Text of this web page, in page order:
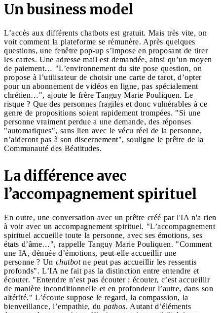
Un business model
L’accès aux différents chatbots est gratuit. Mais très vite, on
voit comment la plateforme se rémunère. Après quelques
questions, une fenêtre pop-up s’impose en proposant de tirer
les cartes. Une adresse mail est demandée, ainsi qu’un moyen
de paiement… "L’environnement du site pose question, on
propose à l’utilisateur de choisir une carte de tarot, d’opter
pour un abonnement de vidéos en ligne, pas spécialement
chrétien…", ajoute le frère Tanguy Marie Pouliquen. Le
risque ? Que des personnes fragiles et donc vulnérables à ce
genre de propositions soient rapidement trompées. "Si une
personne vraiment perdue a une demande, des réponses
"automatiques", sans lien avec le vécu réel de la personne,
n’aideront pas à son discernement", souligne le prêtre de la
Communauté des Béatitudes.
La différence avec
l’accompagnement spirituel
En outre, une conversation avec un prêtre créé par l'IA n'a rien
à voir avec un accompagnement spirituel. "L’accompagnement
spirituel accueille toute la personne, avec ses émotions, ses
états d’âme…", rappelle Tanguy Marie Pouliquen. "Comment
une IA, dénuée d’émotions, peut-elle accueillir une
personne ? Un chatbot ne peut pas accueillir les ressentis
profonds". L’IA ne fait pas la distinction entre entendre et
écouter. "Entendre n’est pas écouter ; écouter, c’est accueillir
de manière inconditionnelle et en profondeur l’autre, dans son
altérité." L’écoute suppose le regard, la compassion, la
bienveillance, l’empathie, du pathos. Autant d’éléments